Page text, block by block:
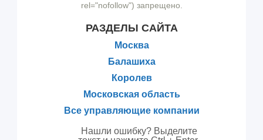
rel="nofollow") запрещено.
РАЗДЕЛЫ САЙТА
Москва
Балашиха
Королев
Московская область
Все управляющие компании
Нашли ошибку? Выделите